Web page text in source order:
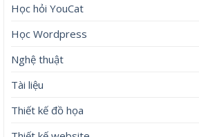
Học hỏi YouCat
Học Wordpress
Nghệ thuật
Tài liệu
Thiết kế đồ họa